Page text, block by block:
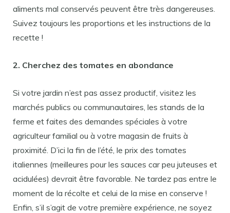
aliments mal conservés peuvent être très dangereuses.
Suivez toujours les proportions et les instructions de la
recette !
2. Cherchez des tomates en abondance
Si votre jardin n’est pas assez productif, visitez les
marchés publics ou communautaires, les stands de la
ferme et faites des demandes spéciales à votre
agriculteur familial ou à votre magasin de fruits à
proximité. D’ici la fin de l’été, le prix des tomates
italiennes (meilleures pour les sauces car peu juteuses et
acidulées) devrait être favorable. Ne tardez pas entre le
moment de la récolte et celui de la mise en conserve !
Enfin, s’il s’agit de votre première expérience, ne soyez